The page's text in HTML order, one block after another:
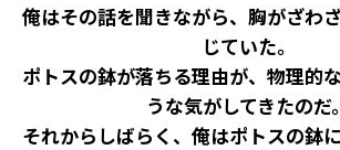
俺はその話を聞きながら、胸がざわ
じていた。
ポトスの鉢が落ちる理由が、物理的
うな気がしてきたのだ。
それからしばらく、俺はポトスの鉢